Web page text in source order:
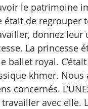
le patrimoine
était de regrouper
donnez leur
La princesse
ballet royal.
khmer.
concernés.
avec elle.